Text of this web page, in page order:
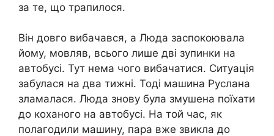
за те, що трапилося.
Він довго вибачався, а Люда заспокоювала
йому, мовляв, всього лише дві зупинки на
автобусі. Тут нема чого вибачатися. Ситуація
забулася на два тижні. Тоді машина Руслана
зламалася. Люда знову була змушена поїхати
до коханого на автобусі. На той час, як
полагодили машину, пара вже звикла до